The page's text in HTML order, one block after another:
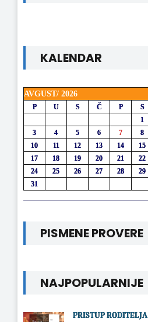
KALENDAR
AVGUST/ 2026
P U S Č P S
1
3
4 5 6 7 8
10
11 12 13 14 15
17
18 19 20 21 22
24
25 26 27 28 29
31
PISMENE PROVERE
NAJPOPULARNIJE
PRISTUP RODITELJA